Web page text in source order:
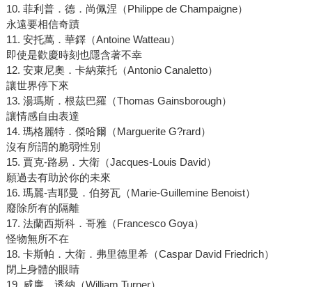
10. 菲利普．德．尚佩涅（Philippe de Champaigne）
永遠要相信奇蹟
11. 安托萬．華鐸（Antoine Watteau）
即使是歡慶時刻也隱含著不幸
12. 安東尼奧．卡納萊托（Antonio Canaletto）
讓世界停下來
13. 湯瑪斯．根茲巴羅（Thomas Gainsborough）
讓情感自由表達
14. 瑪格麗特．傑哈爾（Marguerite G?rard）
沒有所謂的脆弱性別
15. 賈克-路易．大衛（Jacques-Louis David）
願過去有助於你的未來
16. 瑪麗-吉耶曼．伯努瓦（Marie-Guillemine Benoist）
廢除所有的隔離
17. 法蘭西斯科．哥雅（Francesco Goya）
怪物無所不在
18. 卡斯帕．大衛．弗里德里希（Caspar David Friedrich）
閉上身體的眼睛
19. 威廉．透納（William Turner）